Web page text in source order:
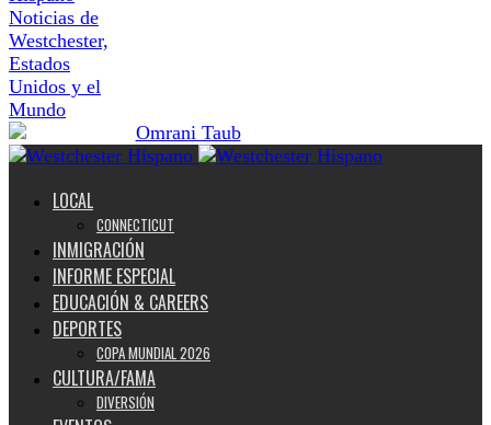
Noticias de
Westchester,
Estados
Unidos y el
Mundo
LOCAL
CONNECTICUT
INMIGRACIÓN
INFORME ESPECIAL
EDUCACIÓN & CAREERS
DEPORTES
COPA MUNDIAL 2026
CULTURA/FAMA
DIVERSIÓN